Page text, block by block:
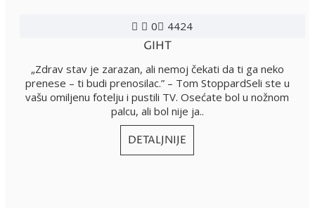
0 4424
GIHT
„Zdrav stav je zarazan, ali nemoj čekati da ti ga neko
prenese – ti budi prenosilac.” – Tom StoppardSeli ste u
vašu omiljenu fotelju i pustili TV. Osećate bol u nožnom
palcu, ali bol nije ja..
DETALJNIJE